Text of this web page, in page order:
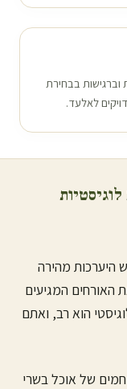
וברגישות בבחירת
לאלעד.
היערכות מהירה
האורחים המגיעים
הוא רב, ואתם
של אוכל בשרי